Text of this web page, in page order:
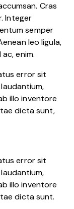
Cras
Integer
semper
leo ligula,
enim.
error sit
illo inventore
dicta sunt,
error sit
illo inventore
dicta sunt.